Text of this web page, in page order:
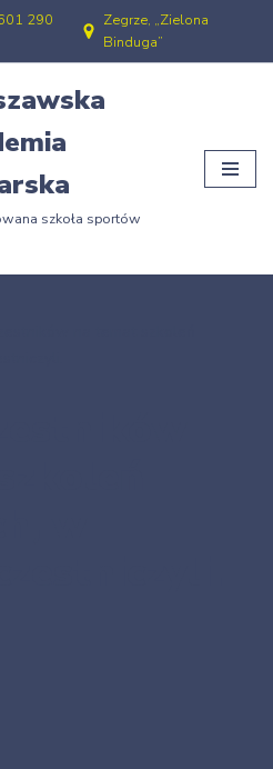
290
Zegrze, „Zielona
Binduga”
szkoła sportów